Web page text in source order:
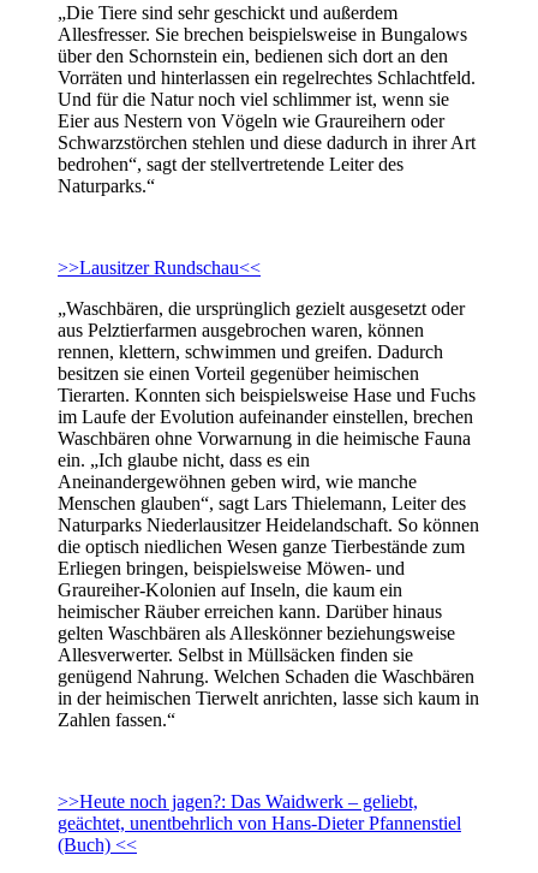
„Die Tiere sind sehr geschickt und außerdem
Allesfresser. Sie brechen beispielsweise in Bungalows
über den Schornstein ein, bedienen sich dort an den
Vorräten und hinterlassen ein regelrechtes Schlachtfeld.
Und für die Natur noch viel schlimmer ist, wenn sie
Eier aus Nestern von Vögeln wie Graureihern oder
Schwarzstörchen stehlen und diese dadurch in ihrer Art
bedrohen“, sagt der stellvertretende Leiter des
Naturparks.“
>>Lausitzer Rundschau<<
„Waschbären, die ursprünglich gezielt ausgesetzt oder
aus Pelztierfarmen ausgebrochen waren, können
rennen, klettern, schwimmen und greifen. Dadurch
besitzen sie einen Vorteil gegenüber heimischen
Tierarten. Konnten sich beispielsweise Hase und Fuchs
im Laufe der Evolution aufeinander einstellen, brechen
Waschbären ohne Vorwarnung in die heimische Fauna
ein. „Ich glaube nicht, dass es ein
Aneinandergewöhnen geben wird, wie manche
Menschen glauben“, sagt Lars Thielemann, Leiter des
Naturparks Niederlausitzer Heidelandschaft. So können
die optisch niedlichen Wesen ganze Tierbestände zum
Erliegen bringen, beispielsweise Möwen- und
Graureiher-Kolonien auf Inseln, die kaum ein
heimischer Räuber erreichen kann. Darüber hinaus
gelten Waschbären als Alleskönner beziehungsweise
Allesverwerter. Selbst in Müllsäcken finden sie
genügend Nahrung. Welchen Schaden die Waschbären
in der heimischen Tierwelt anrichten, lasse sich kaum in
Zahlen fassen.“
>>Heute noch jagen?: Das Waidwerk – geliebt,
geächtet, unentbehrlich von Hans-Dieter Pfannenstiel
(Buch) <<